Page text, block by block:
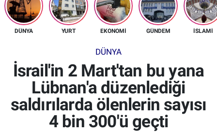
DÜNYA YURT EKONOMİ GÜNDEM İSLAMİ
DÜNYA
İsrail'in 2 Mart'tan bu yana
Lübnan'a düzenlediği
saldırılarda ölenlerin sayısı
4 bin 300'ü geçti